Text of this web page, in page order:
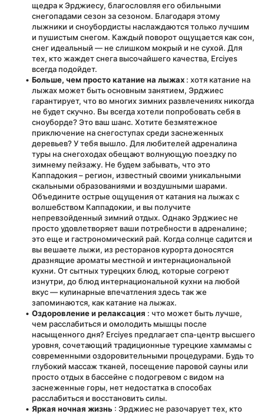
щедра к Эрджиесу, благословляя его обильными
снегопадами сезон за сезоном. Благодаря этому
лыжники и сноубордисты наслаждаются только лучшим
и пушистым снегом. Каждый поворот ощущается как сон,
снег идеальный — не слишком мокрый и не сухой. Для
тех, кто жаждет снега высочайшего качества, Erciyes
всегда подойдет.
Больше, чем просто катание на лыжах : хотя катание на
лыжах может быть основным занятием, Эрджиес
гарантирует, что во многих зимних развлечениях никогда
не будет скучно. Вы всегда хотели попробовать себя в
сноуборде? Это ваш шанс. Хотите безмятежное
приключение на снегоступах среди заснеженных
деревьев? У тебя вышло. Для любителей адреналина
туры на снегоходах обещают волнующую поездку по
зимнему пейзажу. Не будем забывать, что это
Каппадокия – регион, известный своими уникальными
скальными образованиями и воздушными шарами.
Объедините острые ощущения от катания на лыжах с
волшебством Каппадокии, и вы получите
непревзойденный зимний отдых. Однако Эрджиес не
просто удовлетворяет ваши потребности в адреналине;
это еще и гастрономический рай. Когда солнце садится и
вы вешаете лыжи, из ресторанов курорта доносятся
дразнящие ароматы местной и интернациональной
кухни. От сытных турецких блюд, которые согреют
изнутри, до блюд интернациональной кухни на любой
вкус — кулинарные впечатления здесь так же
запоминаются, как катание на лыжах.
Оздоровление и релаксация : что может быть лучше,
чем расслабиться и омолодить мышцы после
насыщенного дня? Erciyes предлагает спа-центр высшего
уровня, сочетающий традиционные турецкие хаммамы с
современными оздоровительными процедурами. Будь то
глубокий массаж тканей, посещение паровой сауны или
просто отдых в бассейне с подогревом с видом на
заснеженные горы, нет недостатка в способах
расслабиться и восстановить силы.
Яркая ночная жизнь : Эрджиес не разочарует тех, кто